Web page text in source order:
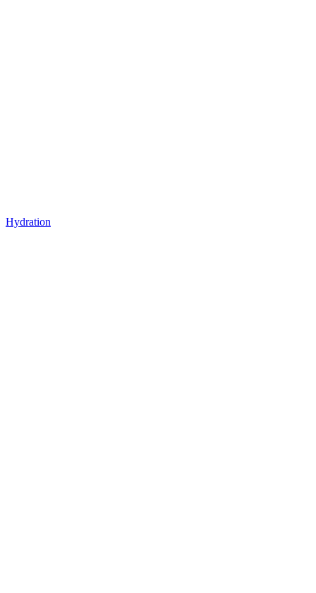
Hydration